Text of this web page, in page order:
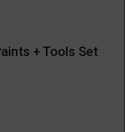
+ Tools Set